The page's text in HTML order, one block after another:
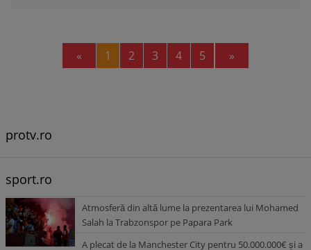
« Previous
1 2 3 4 5 »
protv.ro
sport.ro
Atmosferă din altă lume la prezentarea lui Mohamed
Salah la Trabzonspor pe Papara Park
A plecat de la Manchester City pentru 50.000.000€ și a